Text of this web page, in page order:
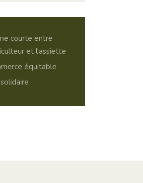
courte entre
et l'assiette
équitable